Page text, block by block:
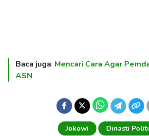
Baca juga: Mencari Cara Agar
ASN
Jokowi Dinasti